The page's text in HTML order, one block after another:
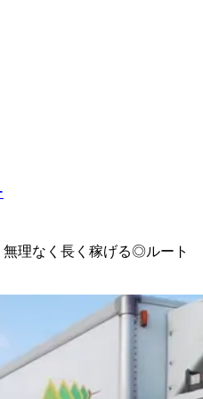
理なく長く稼げる◎ルート